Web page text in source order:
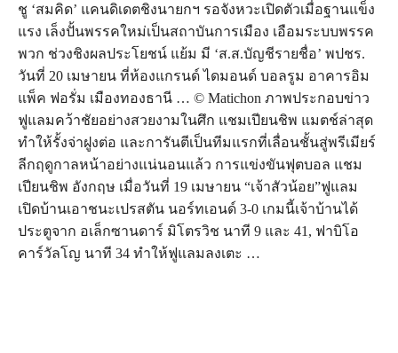
ชู ‘สมคิด’ แคนดิเดตชิงนายกฯ รอจังหวะเปิดตัวเมื่อฐานแข็ง
แรง เล็งปั้นพรรคใหม่เป็นสถาบันการเมือง เอือมระบบพรรค
พวก ช่วงชิงผลประโยชน์ แย้ม มี ‘ส.ส.บัญชีรายชื่อ’ พปชร.
วันที่ 20 เมษายน ที่ห้องแกรนด์ ไดมอนด์ บอลรูม อาคารอิม
แพ็ค ฟอรั่ม เมืองทองธานี … © Matichon ภาพประกอบข่าว
ฟูแลมคว้าชัยอย่างสวยงามในศึก แชมเปียนชิพ แมตช์ล่าสุด
ทำให้รั้งจ่าฝูงต่อ และการันตีเป็นทีมแรกที่เลื่อนชั้นสู่พรีเมียร์
ลีกฤดูกาลหน้าอย่างแน่นอนแล้ว การแข่งขันฟุตบอล แชม
เปียนชิพ อังกฤษ เมื่อวันที่ 19 เมษายน “เจ้าสัวน้อย”ฟูแลม
เปิดบ้านเอาชนะเปรสตัน นอร์ทเอนด์ 3-0 เกมนี้เจ้าบ้านได้
ประตูจาก อเล็กซานดาร์ มิโตรวิช นาที 9 และ 41, ฟาบิโอ
คาร์วัลโญ นาที 34 ทำให้ฟูแลมลงเตะ …